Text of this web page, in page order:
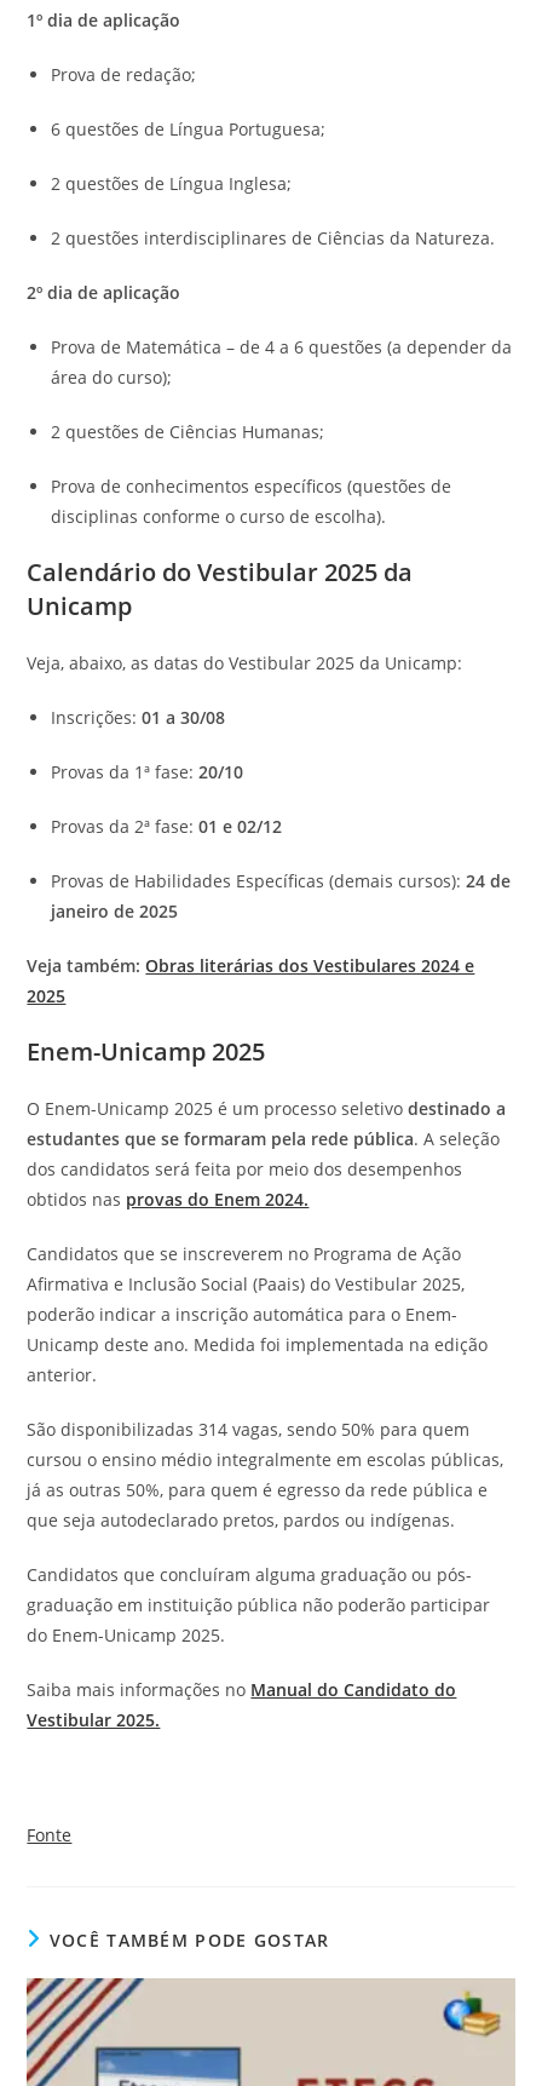
1º dia de aplicação
Prova de redação;
6 questões de Língua Portuguesa;
2 questões de Língua Inglesa;
2 questões interdisciplinares de Ciências da Natureza.
2º dia de aplicação
Prova de Matemática – de 4 a 6 questões (a depender da
área do curso);
2 questões de Ciências Humanas;
Prova de conhecimentos específicos (questões de
disciplinas conforme o curso de escolha).
Calendário do Vestibular 2025 da
Unicamp
Veja, abaixo, as datas do Vestibular 2025 da Unicamp:
Inscrições: 01 a 30/08
Provas da 1ª fase:20/10
Provas da 2ª fase:01 e 02/12
Provas de Habilidades Específicas (demais cursos):24 de
janeiro de 2025
Veja também:Obras literárias dos Vestibulares 2024 e
2025
Enem-Unicamp 2025
O Enem-Unicamp 2025 é um processo seletivo destinado a
estudantes que se formaram pela rede pública. A seleção
dos candidatos será feita por meio dos desempenhos
obtidos nas provas do Enem 2024.
Candidatos que se inscreverem no Programa de Ação
Afirmativa e Inclusão Social (Paais) do Vestibular 2025,
poderão indicar a inscrição automática para o Enem-
Unicamp deste ano. Medida foi implementada na edição
anterior.
São disponibilizadas 314 vagas, sendo 50% para quem
cursou o ensino médio integralmente em escolas públicas,
já as outras 50%, para quem é egresso da rede pública e
que seja autodeclarado pretos, pardos ou indígenas.
Candidatos que concluíram alguma graduação ou pós-
graduação em instituição pública não poderão participar
do Enem-Unicamp 2025.
Saiba mais informações no Manual do Candidato do
Vestibular 2025.
Fonte
VOCÊ TAMBÉM PODE GOSTAR